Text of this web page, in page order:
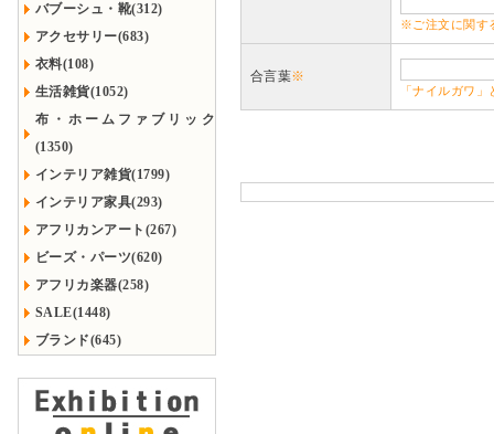
バブーシュ・靴(312)
アクセサリー(683)
衣料(108)
生活雑貨(1052)
布・ホームファブリック
(1350)
インテリア雑貨(1799)
インテリア家具(293)
アフリカンアート(267)
ビーズ・パーツ(620)
アフリカ楽器(258)
SALE(1448)
ブランド(645)
※ご注文に関す
合言葉※
「ナイルガワ